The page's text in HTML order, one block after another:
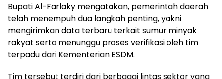
Bupati Al-Farlaky mengatakan, pemerintah daerah
telah menempuh dua langkah penting, yakni
mengirimkan data terbaru terkait sumur minyak
rakyat serta menunggu proses verifikasi oleh tim
terpadu dari Kementerian ESDM.
Tim tersebut terdiri dari berbagai lintas sektor yang